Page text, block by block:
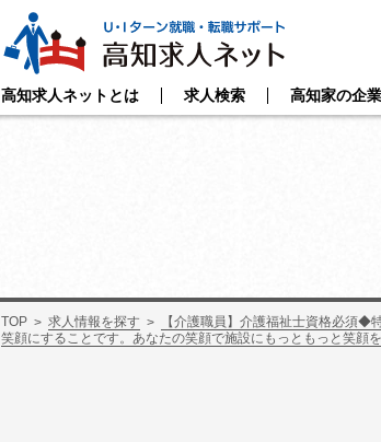
高知求人ネットとは 求人検索 高知家の企
TOP 求人情報を探す
【介護職員】介護福祉士資格必須
笑顔にすることです。あなたの笑顔で施設にもっともっと笑顔を